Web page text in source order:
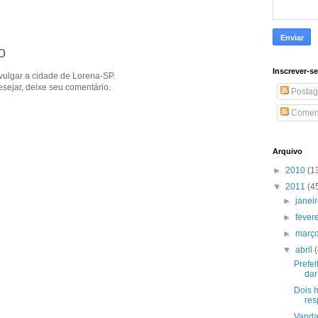
a cidade de Lorena-SP.
deixe seu comentário.
Inscrever-
Arquivo
► 2010
▼ 2011
►
►
►
▼abril
Dois